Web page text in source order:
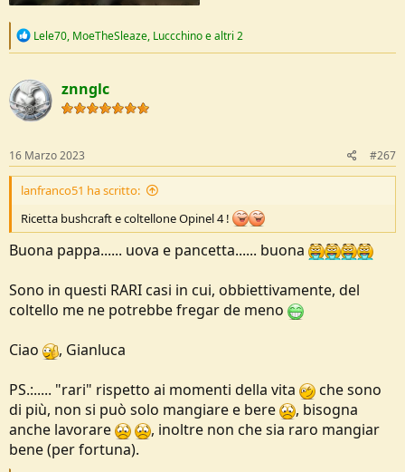
R
c
t
i
o
s
:
Lele70, MoeTheSleaze, Luccchinoe altri 2
znnglc
16 Marzo 2023 #267
lanfranco51 ha scritto:
Ricetta bushcraft e coltellone Opinel 4 !
Buona pappa...... uova e pancetta...... buona
Sono in questi RARI casi in cui, obbiettivamente, del
coltello me ne potrebbe fregar de meno
Ciao
, Gianluca
PS.:..... "rari" rispetto ai momenti della vita
che sono
di più, non si può solo mangiare e bere
, bisogna
anche lavorare
, inoltre non che sia raro mangiar
bene (per fortuna).